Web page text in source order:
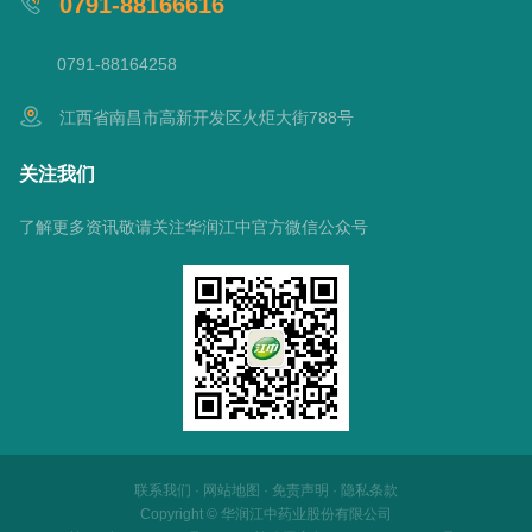
0791-88164258
江西省南昌市高新开发区火炬大街788号
关注我们
了解更多资讯敬请关注华润江中官方微信公众号
联系我们 · 网站地图 · 免责声明 · 隐私条款
Copyright © 华润江中药业股份有限公司